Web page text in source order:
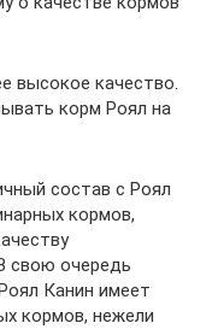
высокое качество.
корм Роял на
состав с Роял
кормов,
свою очередь
Канин имеет
кормов, нежели